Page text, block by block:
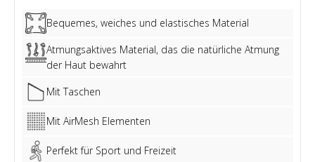
Bequemes, weiches und elastisches Material
Atmungsaktives Material, das die natürliche Atmung
der Haut bewahrt
Mit Taschen
Mit AirMesh Elementen
Perfekt für Sport und Freizeit